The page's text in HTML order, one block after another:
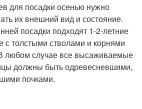
для посадки осенью нужно
их внешний вид и состояние.
посадки подходят 1-2-летние
с толстыми стволами и корнями
любом случае все высаживаемые
должны быть одревесневшими,
почками.